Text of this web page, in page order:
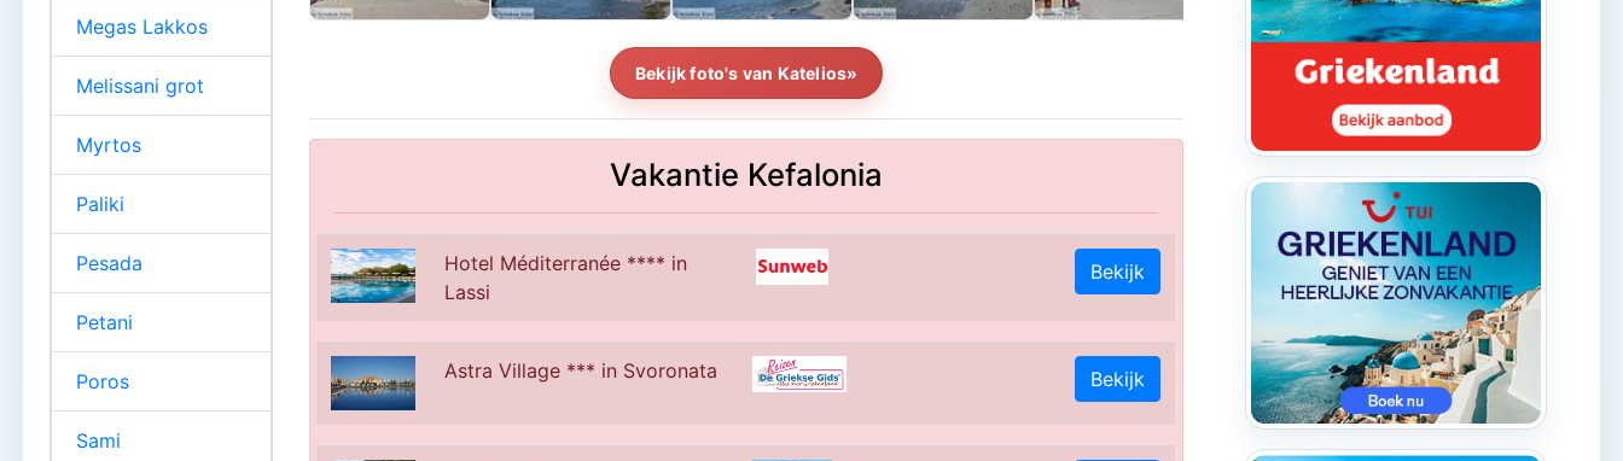
Bekijk foto's van Katelios»
Vakantie Kefalonia
Hotel Méditerranée **** in
Lassi
Bekijk
Astra Village *** in Svoronata Bekijk
Megas Lakkos
Melissani grot
Myrtos
Paliki
Pesada
Petani
Poros
Sami